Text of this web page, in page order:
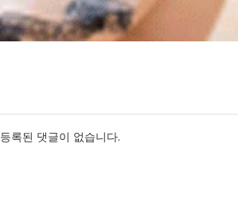
등록된 댓글이 없습니다.